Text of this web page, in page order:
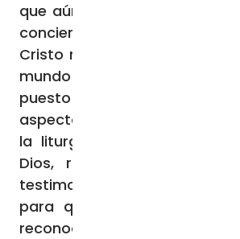
que aún no se ha extendido
conciencia de la urgencia
Cristo más allá de las
mundo entero. Aquí la
puesto un énfasis
aspectos igualmente
la liturgia. En este terreno
Dios, rico en historias de
testimonios luminosos de fe,
para que surjan
reconocer la belleza de